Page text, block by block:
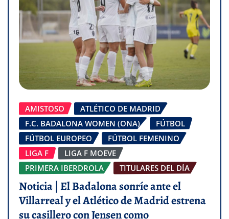
AMISTOSO
ATLÉTICO DE MADRID
F.C. BADALONA WOMEN (ONA)
FÚTBOL
FÚTBOL EUROPEO
FÚTBOL FEMENINO
LIGA F
LIGA F MOEVE
PRIMERA IBERDROLA
TITULARES DEL DÍA
Noticia | El Badalona sonríe ante el
Villarreal y el Atlético de Madrid estrena
su casillero con Jensen como